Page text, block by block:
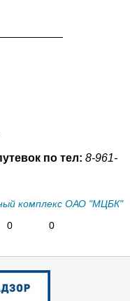
по тел: 8-961-
комплекс ОАО "МЦБК"
0
0